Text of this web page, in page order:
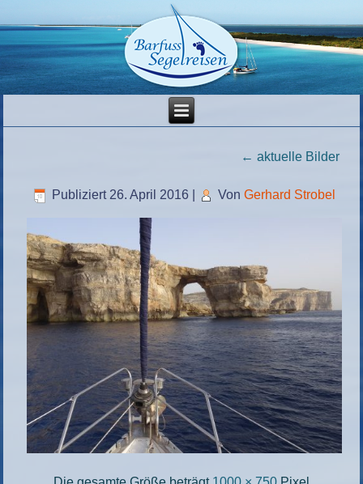
← aktuelle Bilder
Publiziert 26. April 2016 Von Gerhard Strobel